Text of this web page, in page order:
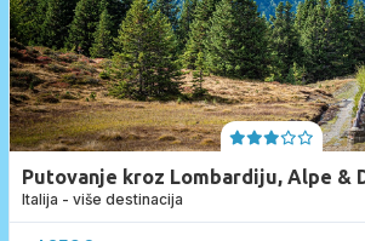
Putovanje kroz Lombardiju, Alpe &
Italija - više destinacija